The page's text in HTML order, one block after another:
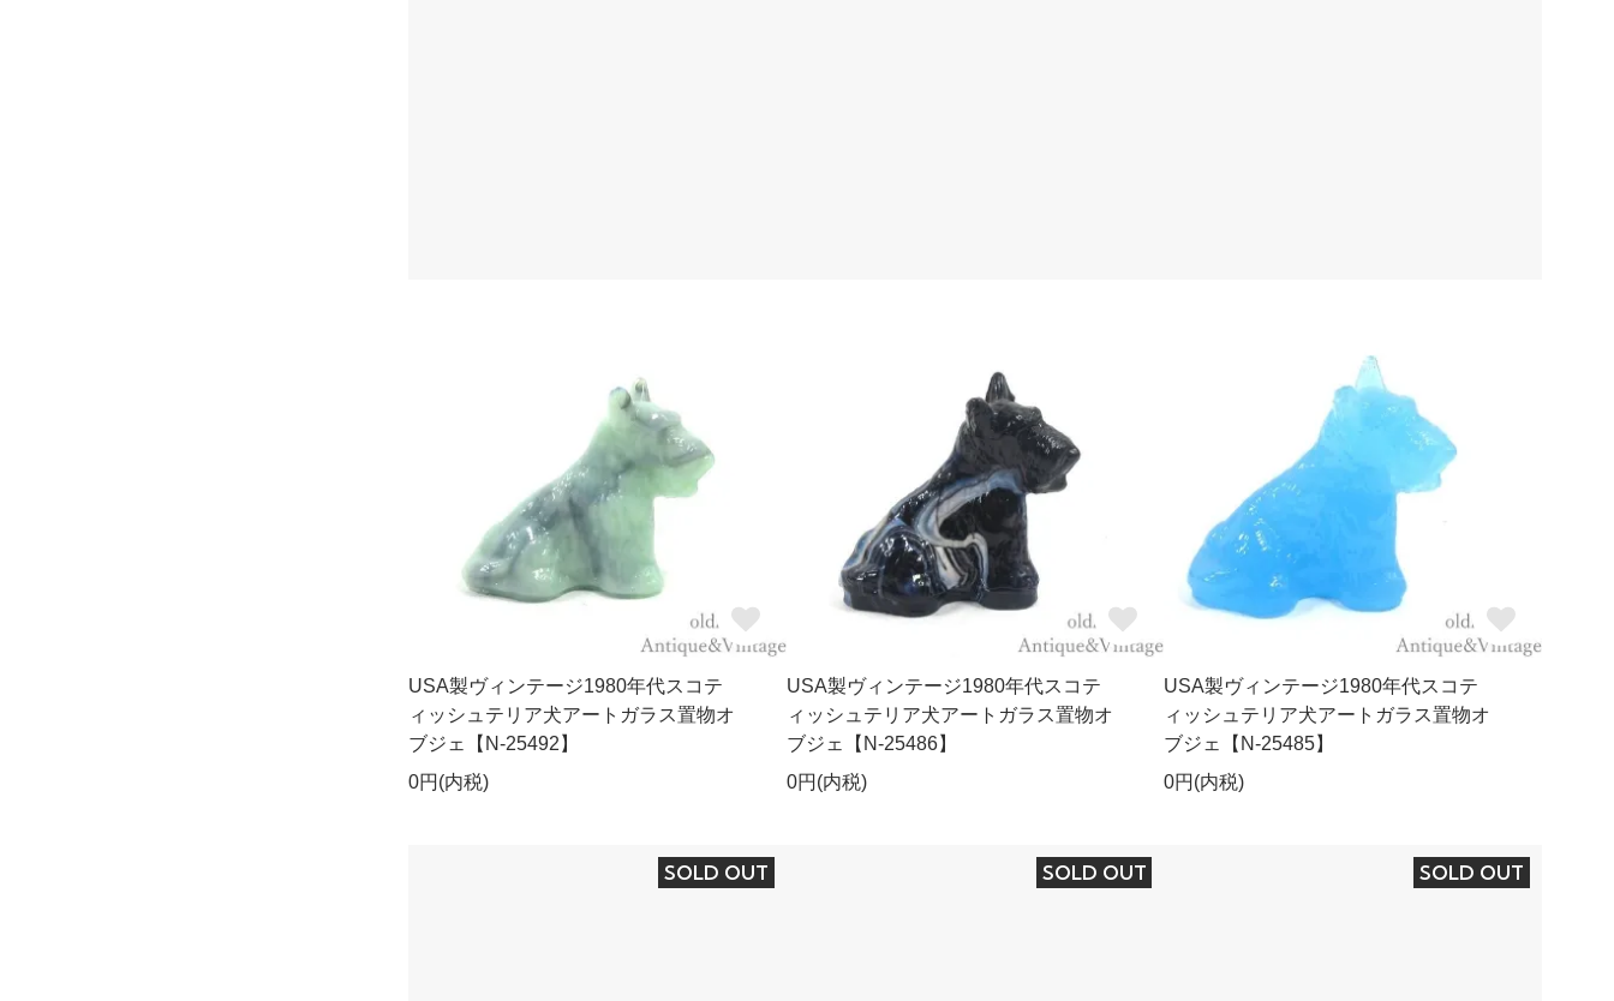
USA製ヴィンテージ1980年代スコテ
ィッシュテリア犬アートガラス置物オ
ブジェ【N-25492】
0円(内税)
USA製ヴィンテージ1980年代スコテ
ィッシュテリア犬アートガラス置物オ
ブジェ【N-25486】
0円(内税)
USA製ヴィンテージ1980年代スコテ
ィッシュテリア犬アートガラス置物オ
ブジェ【N-25485】
0円(内税)
SOLD OUT SOLD OUT SOLD OUT